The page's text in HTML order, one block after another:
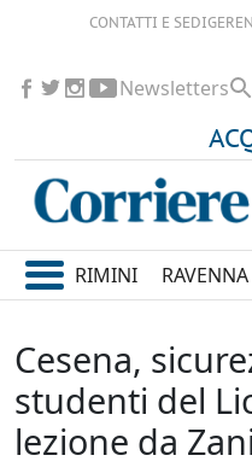
CONTATTI E SEDI
Newsletters
RIMINI RAVENNA
Cesena,
studenti del
lezione da